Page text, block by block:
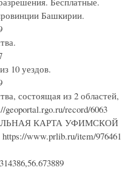
Башкирии.
10 уездов.
состоящая из 2 областей,
geoportal.rgo.ru/record/6063
КАРТА УФИМСКОЙ
www.prlib.ru/item/976461